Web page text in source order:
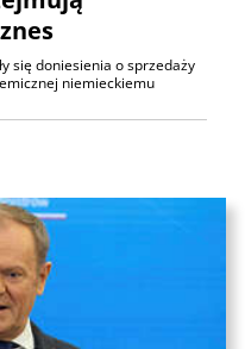
się doniesienia o sprzedaży
niemieckiemu